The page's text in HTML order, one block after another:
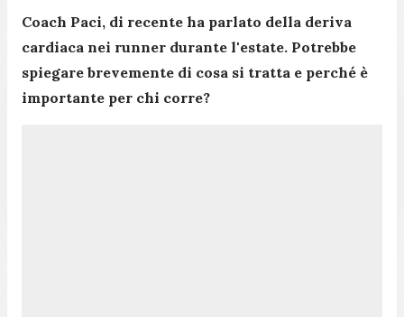
Coach Paci, di recente ha parlato della deriva
cardiaca nei runner durante l'estate. Potrebbe
spiegare brevemente di cosa si tratta e perché è
importante per chi corre?